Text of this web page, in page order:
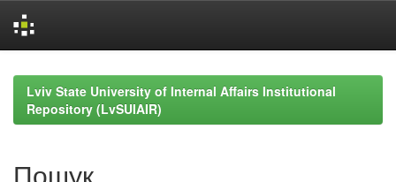
navigationLviv State University of Internal Affairs Institutional
Repository (LvSUIAIR)